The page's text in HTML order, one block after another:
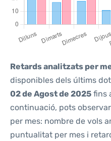
Retards analitzats per
disponibles dels últims
02 de Agost de 2025 fins
continuació, pots
per mes: nombre de vols
puntualitat per mes i